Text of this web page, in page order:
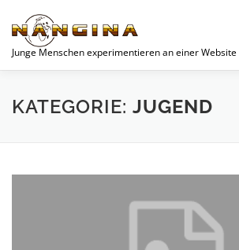
Inhalt
springen
Junge Menschen experimentieren an einer Website
SPENDEN AKTUELLES NEWS
KATEGORIE: JUGEND